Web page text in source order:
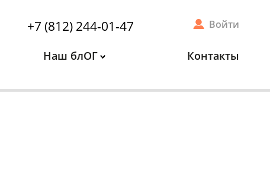
+7 (812) 244-01-47 Войти
Наш блОГ Контакты